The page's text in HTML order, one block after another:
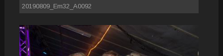
20190809_Em32_A0092